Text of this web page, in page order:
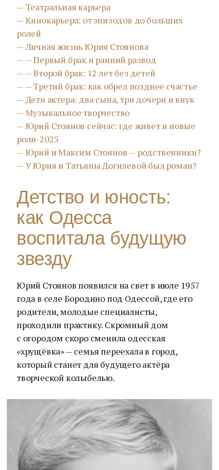
— Театральная карьера
— Кинокарьера: от эпизодов до больших
ролей
— Личная жизнь Юрия Стоянова
——Первый брак и ранний развод
——Второй брак: 12 лет без детей
——Третий брак: как обрел позднее счастье
— Дети актера: два сына, три дочери и внук
— Музыкальное творчество
— Юрий Стоянов сейчас: где живет и новые
роли-2025
— Юрий и Максим Стоянов — родственники?
— У Юрия и Татьяны Догилевой был роман?
Детство и юность:
как Одесса
воспитала будущую
звезду
Юрий Стоянов появился на свет в июле 1957
года в селе Бородино под Одессой, где его
родители, молодые специалисты,
проходили практику. Скромный дом
с огородом скоро сменила одесская
«хрущёвка» — семья переехала в город,
который станет для будущего актёра
творческой колыбелью.